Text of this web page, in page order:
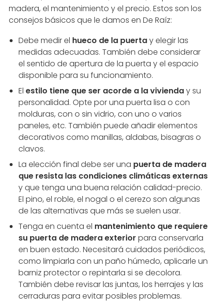
madera, el mantenimiento y el precio. Estos son los
consejos básicos que le damos en De Raíz:
Debe medir el hueco de la puertay elegir las
medidas adecuadas. También debe considerar
el sentido de apertura de la puerta y el espacio
disponible para su funcionamiento.
Elestilo tiene que ser acorde a la vivienday su
personalidad. Opte por una puerta lisa o con
molduras, con o sin vidrio, con uno o varios
paneles, etc. También puede añadir elementos
decorativos como manillas, aldabas, bisagras o
clavos.
La elección final debe ser una puerta de madera
que resista las condiciones climáticas externas
y que tenga una buena relación calidad-precio.
El pino, el roble, el nogal o el cerezo son algunas
de las alternativas que más se suelen usar.
Tenga en cuenta el mantenimiento que requiere
su puerta de madera exterior para conservarla
en buen estado. Necesitará cuidados periódicos,
como limpiarla con un paño húmedo, aplicarle un
barniz protector o repintarla si se decolora.
También debe revisar las juntas, los herrajes y las
cerraduras para evitar posibles problemas.